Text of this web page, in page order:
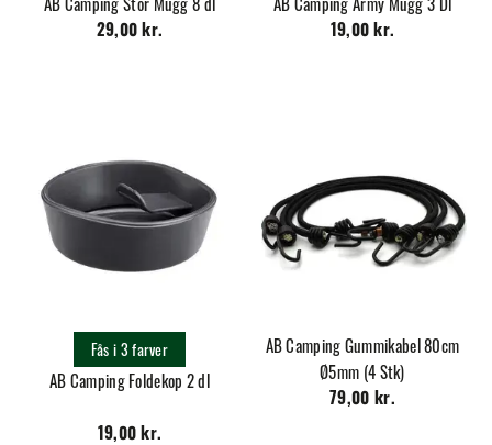
29,00 kr. 19,00 kr.
AB Camping Foldekop 2 dl
19,00 kr.
Fås i 3 farver
AB Camping Gummikabel 80cm
Ø5mm (4 Stk)
79,00 kr.